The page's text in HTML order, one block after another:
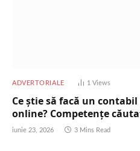
ADVERTORIALE 1 Views
Ce știe să facă un
online? Competențe
iunie 23, 2026 3 Mins Read